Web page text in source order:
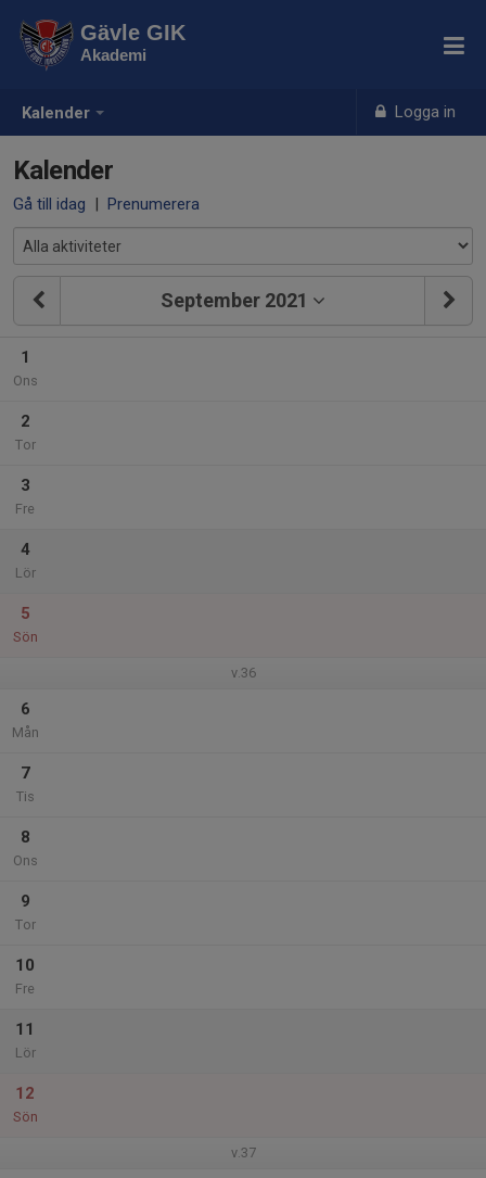
Kalender Logga in
Gävle GIK
Akademi
Kalender
Gå till idag | Prenumerera
September 2021
1
Ons
2
Tor
3
Fre
4
Lör
5
Sön
v.36
6
Mån
7
Tis
8
Ons
9
Tor
10
Fre
11
Lör
12
Sön
v.37